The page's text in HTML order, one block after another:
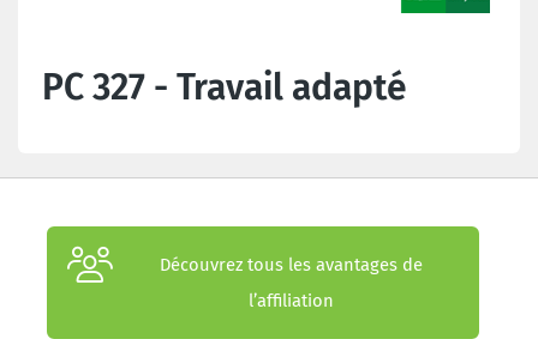
PC 327 - Travail adapté
Découvrez tous les avantages de
l’affiliation